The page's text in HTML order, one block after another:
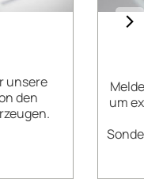
unsere
den
um